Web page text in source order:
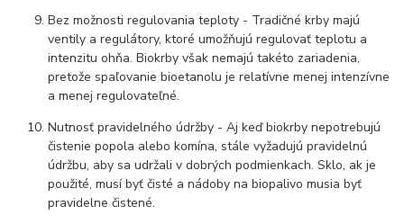
Bez možnosti regulovania teploty - Tradičné krby majú
ventily a regulátory, ktoré umožňujú regulovať teplotu a
intenzitu ohňa. Biokrby však nemajú takéto zariadenia,
pretože spaľovanie bioetanolu je relatívne menej intenzívne
a menej regulovateľné.
Nutnosť pravidelného údržby - Aj keď biokrby nepotrebujú
čistenie popola alebo komína, stále vyžadujú pravidelnú
údržbu, aby sa udržali v dobrých podmienkach. Sklo, ak je
použité, musí byť čisté a nádoby na biopalivo musia byť
pravidelne čistené.